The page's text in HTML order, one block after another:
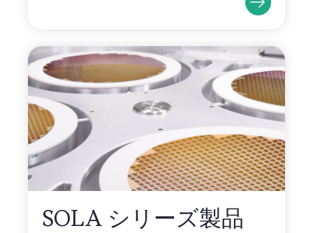
SOLA シリーズ製品